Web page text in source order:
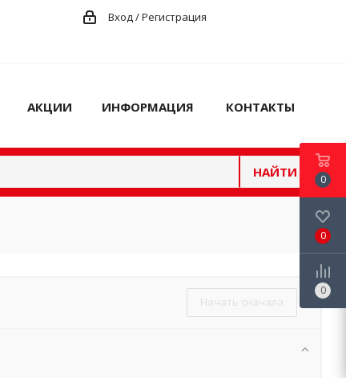
Вход / Регистрация
АКЦИИ ИНФОРМАЦИЯ КОНТАКТЫ
НАЙТИ
Начать сначала
0
0
0